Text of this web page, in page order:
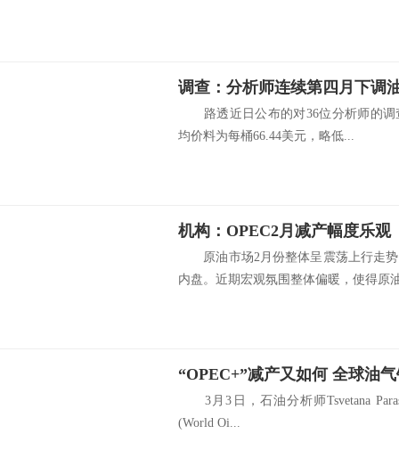
调查：分析师连续第四月下调
路透近日公布的对36位分析师的调
均价料为每桶66.44美元，略低...
机构：OPEC2月减产幅度乐观
原油市场2月份整体呈震荡上行走势
内盘。近期宏观氛围整体偏暖，使得原
3月3日，石油分析师Tsvetana
(World Oi...